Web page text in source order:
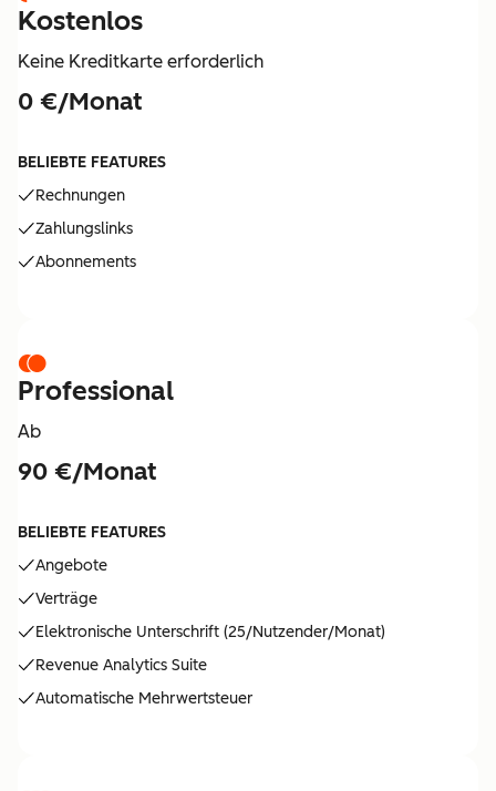
Kostenlos
Keine Kreditkarte erforderlich
0 €/Monat
BELIEBTE FEATURES
Rechnungen
Zahlungslinks
Abonnements
Professional
Ab
90 €/Monat
BELIEBTE FEATURES
Angebote
Verträge
Elektronische Unterschrift (25/Nutzender/Monat)
Revenue Analytics Suite
Automatische Mehrwertsteuer